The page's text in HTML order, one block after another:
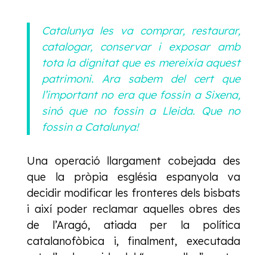
Catalunya les va comprar, restaurar,
catalogar, conservar i exposar amb
tota la dignitat que es mereixia aquest
patrimoni. Ara sabem del cert que
l’important no era que fossin a Sixena,
sinó que no fossin a Lleida. Que no
fossin a Catalunya!
Una operació llargament cobejada des
que la pròpia església espanyola va
decidir modificar les fronteres dels bisbats
i així poder reclamar aquelles obres des
de l’Aragó, atiada per la política
catalanofòbica i, finalment, executada